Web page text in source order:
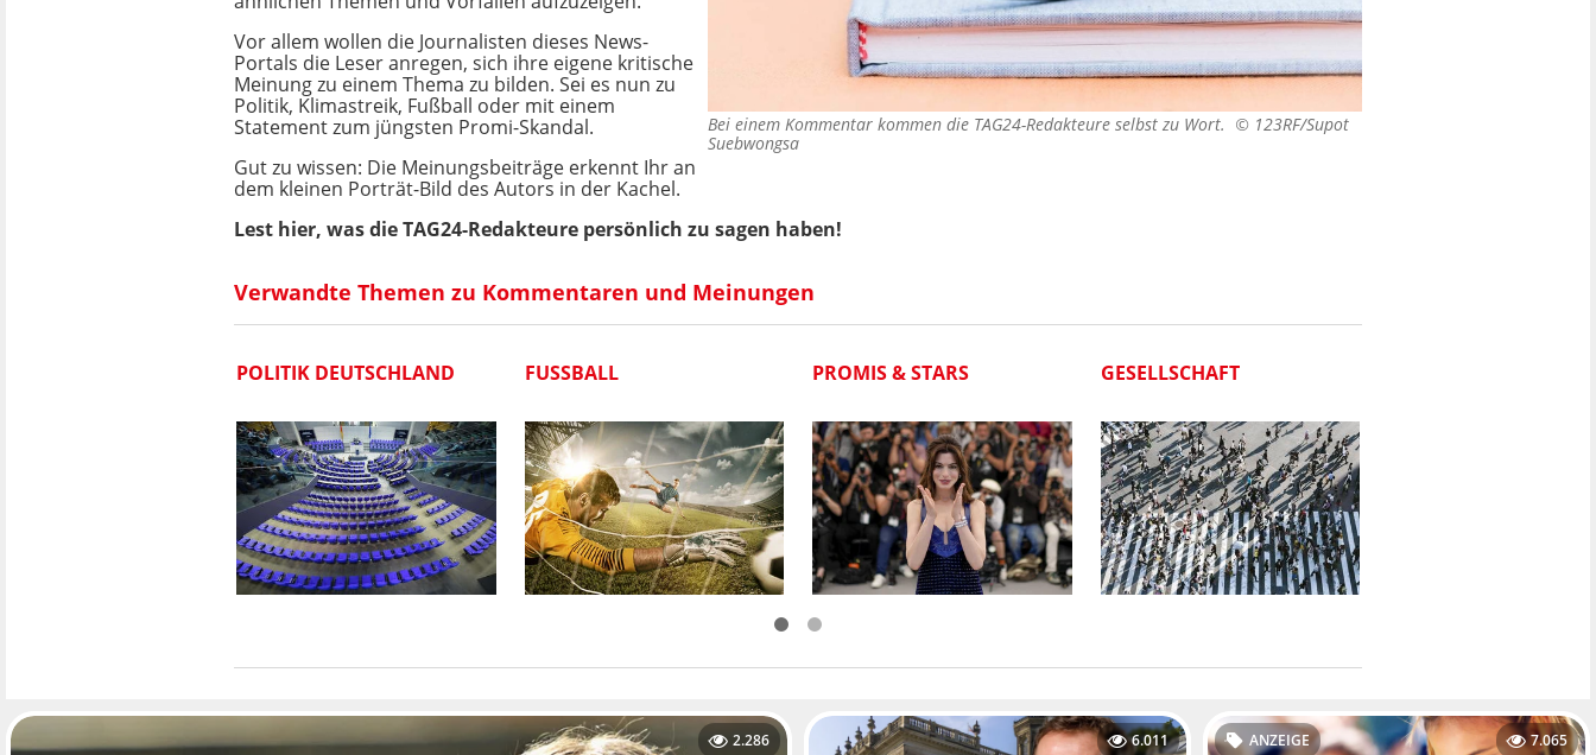
Bei einem Kommentar kommen die TAG24-Redakteure selbst zu Wort. © 123RF/Supot
Suebwongsa
Vor allem wollen die Journalisten dieses News-
Portals die Leser anregen, sich ihre eigene kritische
Meinung zu einem Thema zu bilden. Sei es nun zu
Politik, Klimastreik, Fußball oder mit einem
Statement zum jüngsten Promi-Skandal.
Gut zu wissen: Die Meinungsbeiträge erkennt Ihr an
dem kleinen Porträt-Bild des Autors in der Kachel.
Lest hier, was die TAG24-Redakteure persönlich zu sagen haben!
Verwandte Themen zu Kommentaren und Meinungen
POLITIK DEUTSCHLAND FUSSBALL PROMIS & STARS GESELLSCHAFT
2.286 6.011 ANZEIGE 7.065